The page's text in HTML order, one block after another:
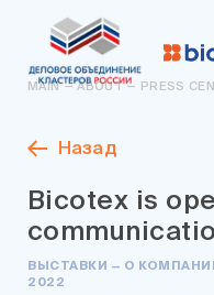
MAIN—ABOUT— PRESS
Назад
Bicotex is
ВЫСТАВКИ — О
2022